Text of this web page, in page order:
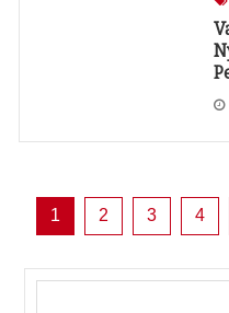
Posts
1 2 3 4